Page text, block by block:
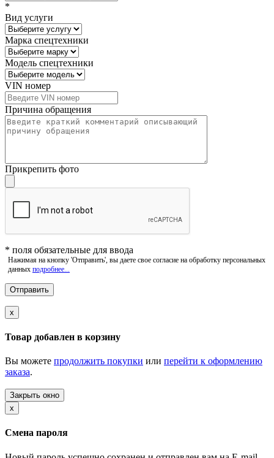
*
Вид услуги
Марка спецтехники
Модель спецтехники
VIN номер
Причина обращения
Прикрепить фото
* поля обязательные для ввода
Нажимая на кнопку 'Отправить', вы даете свое согласие на обработку персональных
данных подробнее...
x
Товар добавлен в корзину
Вы можете продолжить покупки или перейти к оформлению
заказа.
Закрыть окно
x
Смена пароля